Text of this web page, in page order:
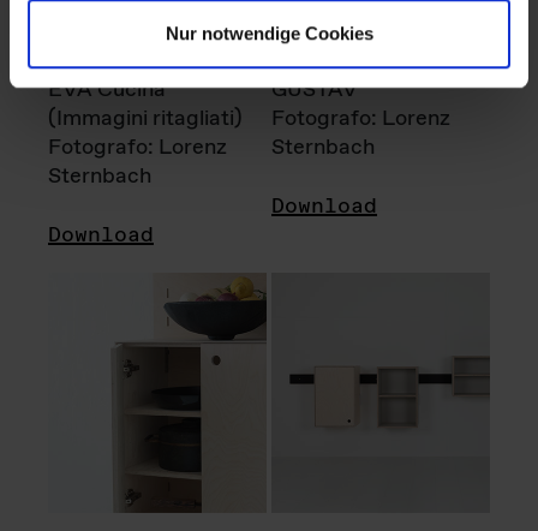
Nur notwendige Cookies
EVA Cucina
(Immagini ritagliati)
Fotografo: Lorenz
Sternbach
Download
GUSTAV
Fotografo: Lorenz
Sternbach
Download